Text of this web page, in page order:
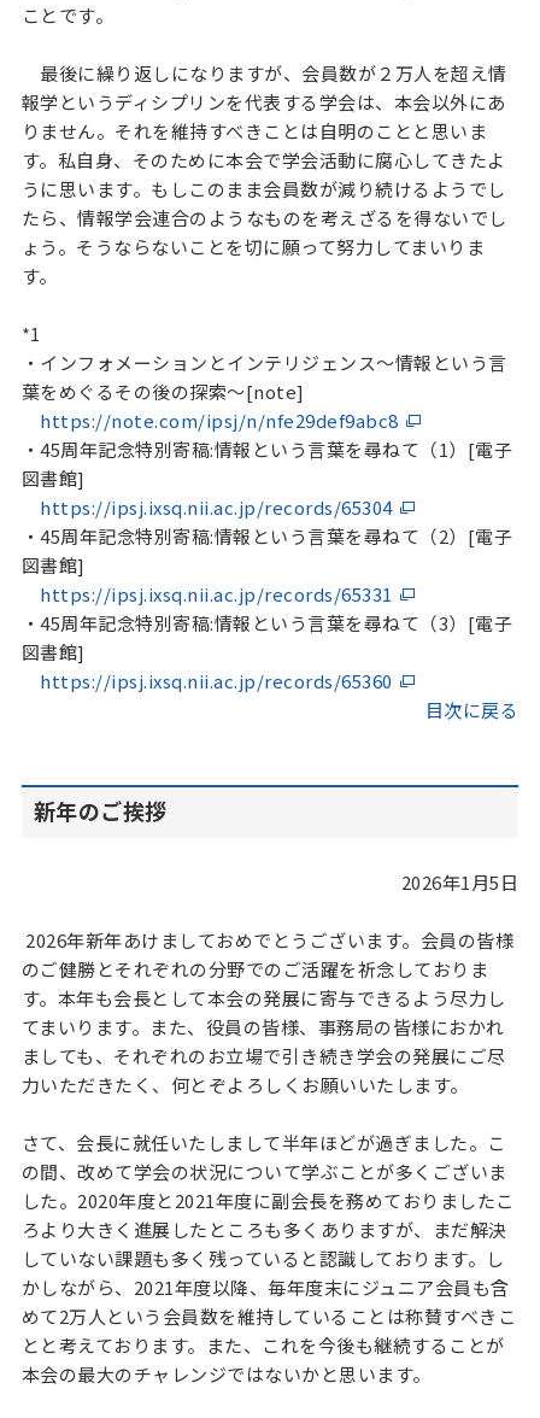
ことです。
最後に繰り返しになりますが、会員数が２万人を超え情
報学というディシプリンを代表する学会は、本会以外にあ
りません。それを維持すべきことは自明のことと思いま
す。私自身、そのために本会で学会活動に腐心してきたよ
うに思います。もしこのまま会員数が減り続けるようでし
たら、情報学会連合のようなものを考えざるを得ないでし
ょう。そうならないことを切に願って努力してまいりま
す。
*1
・インフォメーションとインテリジェンス～情報という言
葉をめぐるその後の探索～[note]
https://note.com/ipsj/n/nfe29def9abc8
・45周年記念特別寄稿:情報という言葉を尋ねて（1）[電子
図書館]
https://ipsj.ixsq.nii.ac.jp/records/65304
・45周年記念特別寄稿:情報という言葉を尋ねて（2）[電子
図書館]
https://ipsj.ixsq.nii.ac.jp/records/65331
・45周年記念特別寄稿:情報という言葉を尋ねて（3）[電子
図書館]
https://ipsj.ixsq.nii.ac.jp/records/65360
目次に戻る
新年のご挨拶
2026年1月5日
2026年新年あけましておめでとうございます。会員の皆様
のご健勝とそれぞれの分野でのご活躍を祈念しておりま
す。本年も会長として本会の発展に寄与できるよう尽力し
てまいります。また、役員の皆様、事務局の皆様におかれ
ましても、それぞれのお立場で引き続き学会の発展にご尽
力いただきたく、何とぞよろしくお願いいたします。
さて、会長に就任いたしまして半年ほどが過ぎました。こ
の間、改めて学会の状況について学ぶことが多くございま
した。2020年度と2021年度に副会長を務めておりましたこ
ろより大きく進展したところも多くありますが、まだ解決
していない課題も多く残っていると認識しております。し
かしながら、2021年度以降、毎年度末にジュニア会員も含
めて2万人という会員数を維持していることは称賛すべきこ
とと考えております。また、これを今後も継続することが
本会の最大のチャレンジではないかと思います。